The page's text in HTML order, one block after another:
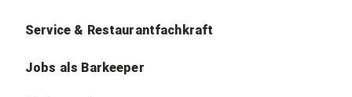
Service & Restaurantfachkraft
Jobs als Barkeeper